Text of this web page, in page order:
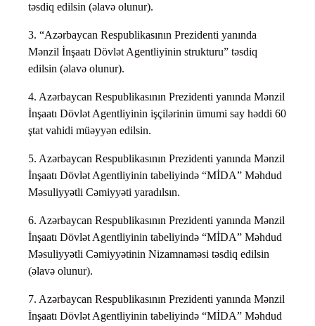
təsdiq edilsin (əlavə olunur).
3. “Azərbaycan Respublikasının Prezidenti yanında
Mənzil İnşaatı Dövlət Agentliyinin strukturu” təsdiq
edilsin (əlavə olunur).
4. Azərbaycan Respublikasının Prezidenti yanında Mənzil
İnşaatı Dövlət Agentliyinin işçilərinin ümumi say həddi 60
ştat vahidi müəyyən edilsin.
5. Azərbaycan Respublikasının Prezidenti yanında Mənzil
İnşaatı Dövlət Agentliyinin tabeliyində “MİDA” Məhdud
Məsuliyyətli Cəmiyyəti yaradılsın.
6. Azərbaycan Respublikasının Prezidenti yanında Mənzil
İnşaatı Dövlət Agentliyinin tabeliyində “MİDA” Məhdud
Məsuliyyətli Cəmiyyətinin Nizamnaməsi təsdiq edilsin
(əlavə olunur).
7. Azərbaycan Respublikasının Prezidenti yanında Mənzil
İnşaatı Dövlət Agentliyinin tabeliyində “MİDA” Məhdud